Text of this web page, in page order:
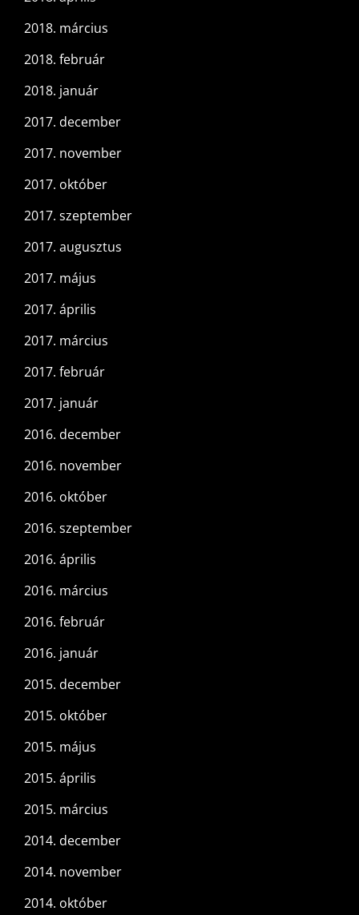
2018. március
2018. február
2018. január
2017. december
2017. november
2017. október
2017. szeptember
2017. augusztus
2017. május
2017. április
2017. március
2017. február
2017. január
2016. december
2016. november
2016. október
2016. szeptember
2016. április
2016. március
2016. február
2016. január
2015. december
2015. október
2015. május
2015. április
2015. március
2014. december
2014. november
2014. október